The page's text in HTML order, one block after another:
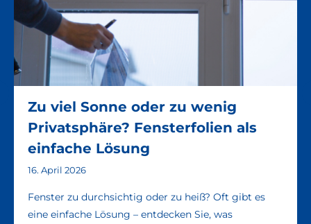
Zu viel Sonne oder zu wenig
Privatsphäre? Fensterfolien als
einfache Lösung
16. April 2026
Fenster zu durchsichtig oder zu heiß? Oft gibt es
eine einfache Lösung – entdecken Sie, was